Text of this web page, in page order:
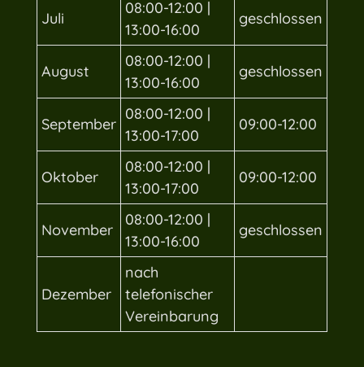
Juli
08:00-12:00 |
13:00-16:00
geschlossen
August
08:00-12:00 |
13:00-16:00
geschlossen
September
08:00-12:00 |
13:00-17:00
09:00-12:00
Oktober
08:00-12:00 |
13:00-17:00
09:00-12:00
November
08:00-12:00 |
13:00-16:00
geschlossen
Dezember
nach
telefonischer
Vereinbarung